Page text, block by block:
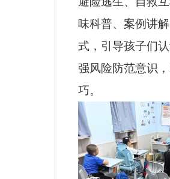
味科普、案例讲
式，引导孩子们
强风险防范意识
巧。